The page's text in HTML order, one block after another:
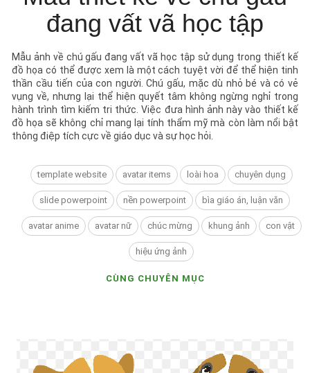
đang vất vã học tập
Mẫu ảnh về chú gấu đang vất vã học tập sử dụng trong thiết kế
đồ họa có thể được xem là một cách tuyệt vời để thể hiện tinh
thần cầu tiến của con người. Chú gấu, mặc dù nhỏ bé và có vẻ
vụng về, nhưng lại thể hiện quyết tâm không ngừng nghỉ trong
hành trình tìm kiếm tri thức. Việc đưa hình ảnh này vào thiết kế
đồ họa sẽ không chỉ mang lại tính thẩm mỹ mà còn làm nổi bật
thông điệp tích cực về giáo dục và sự học hỏi.
template website avatar items loài hoa chuyên dụng
slide powerpoint nền powerpoint bìa giáo án, luận văn
avatar anime avatar nữ chúc mừng khung ảnh con vật
hiệu ứng ảnh
CÙNG CHUYÊN MỤC